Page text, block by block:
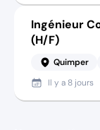
Ingénieur
(H/F)
Quimper
Il y a 8 jours